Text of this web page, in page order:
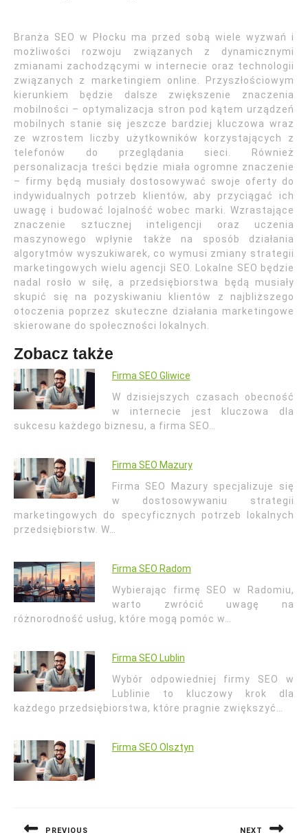
Branża SEO w Płocku ma przed sobą wiele wyzwań i
możliwości rozwoju związanych z dynamicznymi
zmianami zachodzącymi w internecie oraz technologii
związanych z marketingiem online. Przyszłościowym
kierunkiem będzie dalsze zwiększenie znaczenia
mobilności – optymalizacja stron pod kątem urządzeń
mobilnych stanie się jeszcze bardziej kluczowa wraz
ze wzrostem liczby użytkowników korzystających z
telefonów do przeglądania sieci. Również
personalizacja treści będzie miała ogromne znaczenie
– firmy będą musiały dostosowywać swoje oferty do
indywidualnych potrzeb klientów, aby przyciągać ich
uwagę i budować lojalność wobec marki. Wzrastające
znaczenie sztucznej inteligencji oraz uczenia
maszynowego wpłynie także na sposób działania
algorytmów wyszukiwarek, co wymusi zmiany strategii
marketingowych wielu agencji SEO. Lokalne SEO będzie
nadal rosło w siłę, a przedsiębiorstwa będą musiały
skupić się na pozyskiwaniu klientów z najbliższego
otoczenia poprzez skuteczne działania marketingowe
skierowane do społeczności lokalnych.
Zobacz także
Firma SEO Gliwice
W dzisiejszych czasach obecność
w internecie jest kluczowa dla
sukcesu każdego biznesu, a firma SEO…
Firma SEO Mazury
Firma SEO Mazury specjalizuje się
w dostosowywaniu strategii
marketingowych do specyficznych potrzeb lokalnych
przedsiębiorstw. W…
Firma SEO Radom
Wybierając firmę SEO w Radomiu,
warto zwrócić uwagę na
różnorodność usług, które mogą pomóc w…
Firma SEO Lublin
Wybór odpowiedniej firmy SEO w
Lublinie to kluczowy krok dla
każdego przedsiębiorstwa, które pragnie zwiększyć…
Firma SEO Olsztyn
PREVIOUS NEXT